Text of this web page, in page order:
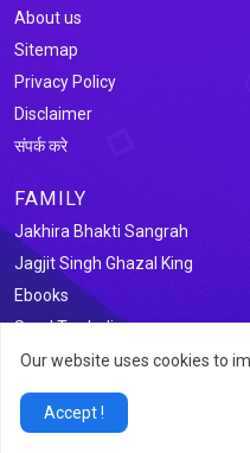
About us
Sitemap
Privacy Policy
Disclaimer
संपर्क करे
FAMILY
Jakhira Bhakti Sangrah
Jagjit Singh Ghazal King
Ebooks
Saral Tax India
Our website uses cookies to
Accept !